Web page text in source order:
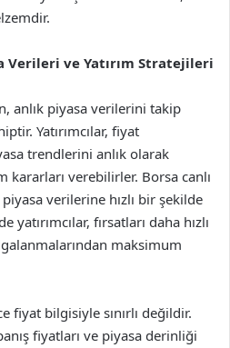
Verileri ve Yatırım Stratejileri
anlık piyasa verilerini takip
Yatırımcılar, fiyat
trendlerini anlık olarak
kararları verebilirler. Borsa canlı
verilerine hızlı bir şekilde
fırsatları daha hızlı
maksimum
fiyat bilgisiyle sınırlı değildir.
fiyatları ve piyasa derinliği